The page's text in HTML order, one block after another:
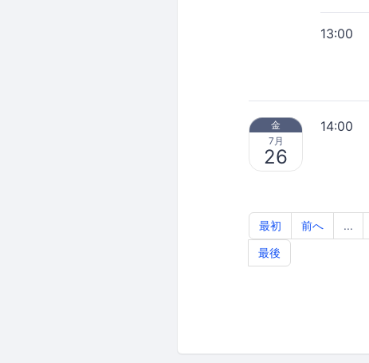
13:00
金
7月
26
14:00
最初 前へ ...
最後